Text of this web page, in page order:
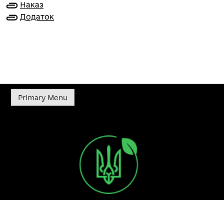
Наказ
Додаток
Primary Menu